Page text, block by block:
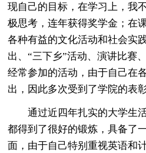
现自己的目标，在学习上，我
极思考，连年获得奖学金；在
各种有益的文化活动和社会实
出、“三下乡”活动、演讲比赛
经常参加的活动，由于自己在
出，因此多次受到了学院的表彰
通过近四年扎实的大学生
都得到了很好的锻炼，具备了
面，由于自己特别重视英语和